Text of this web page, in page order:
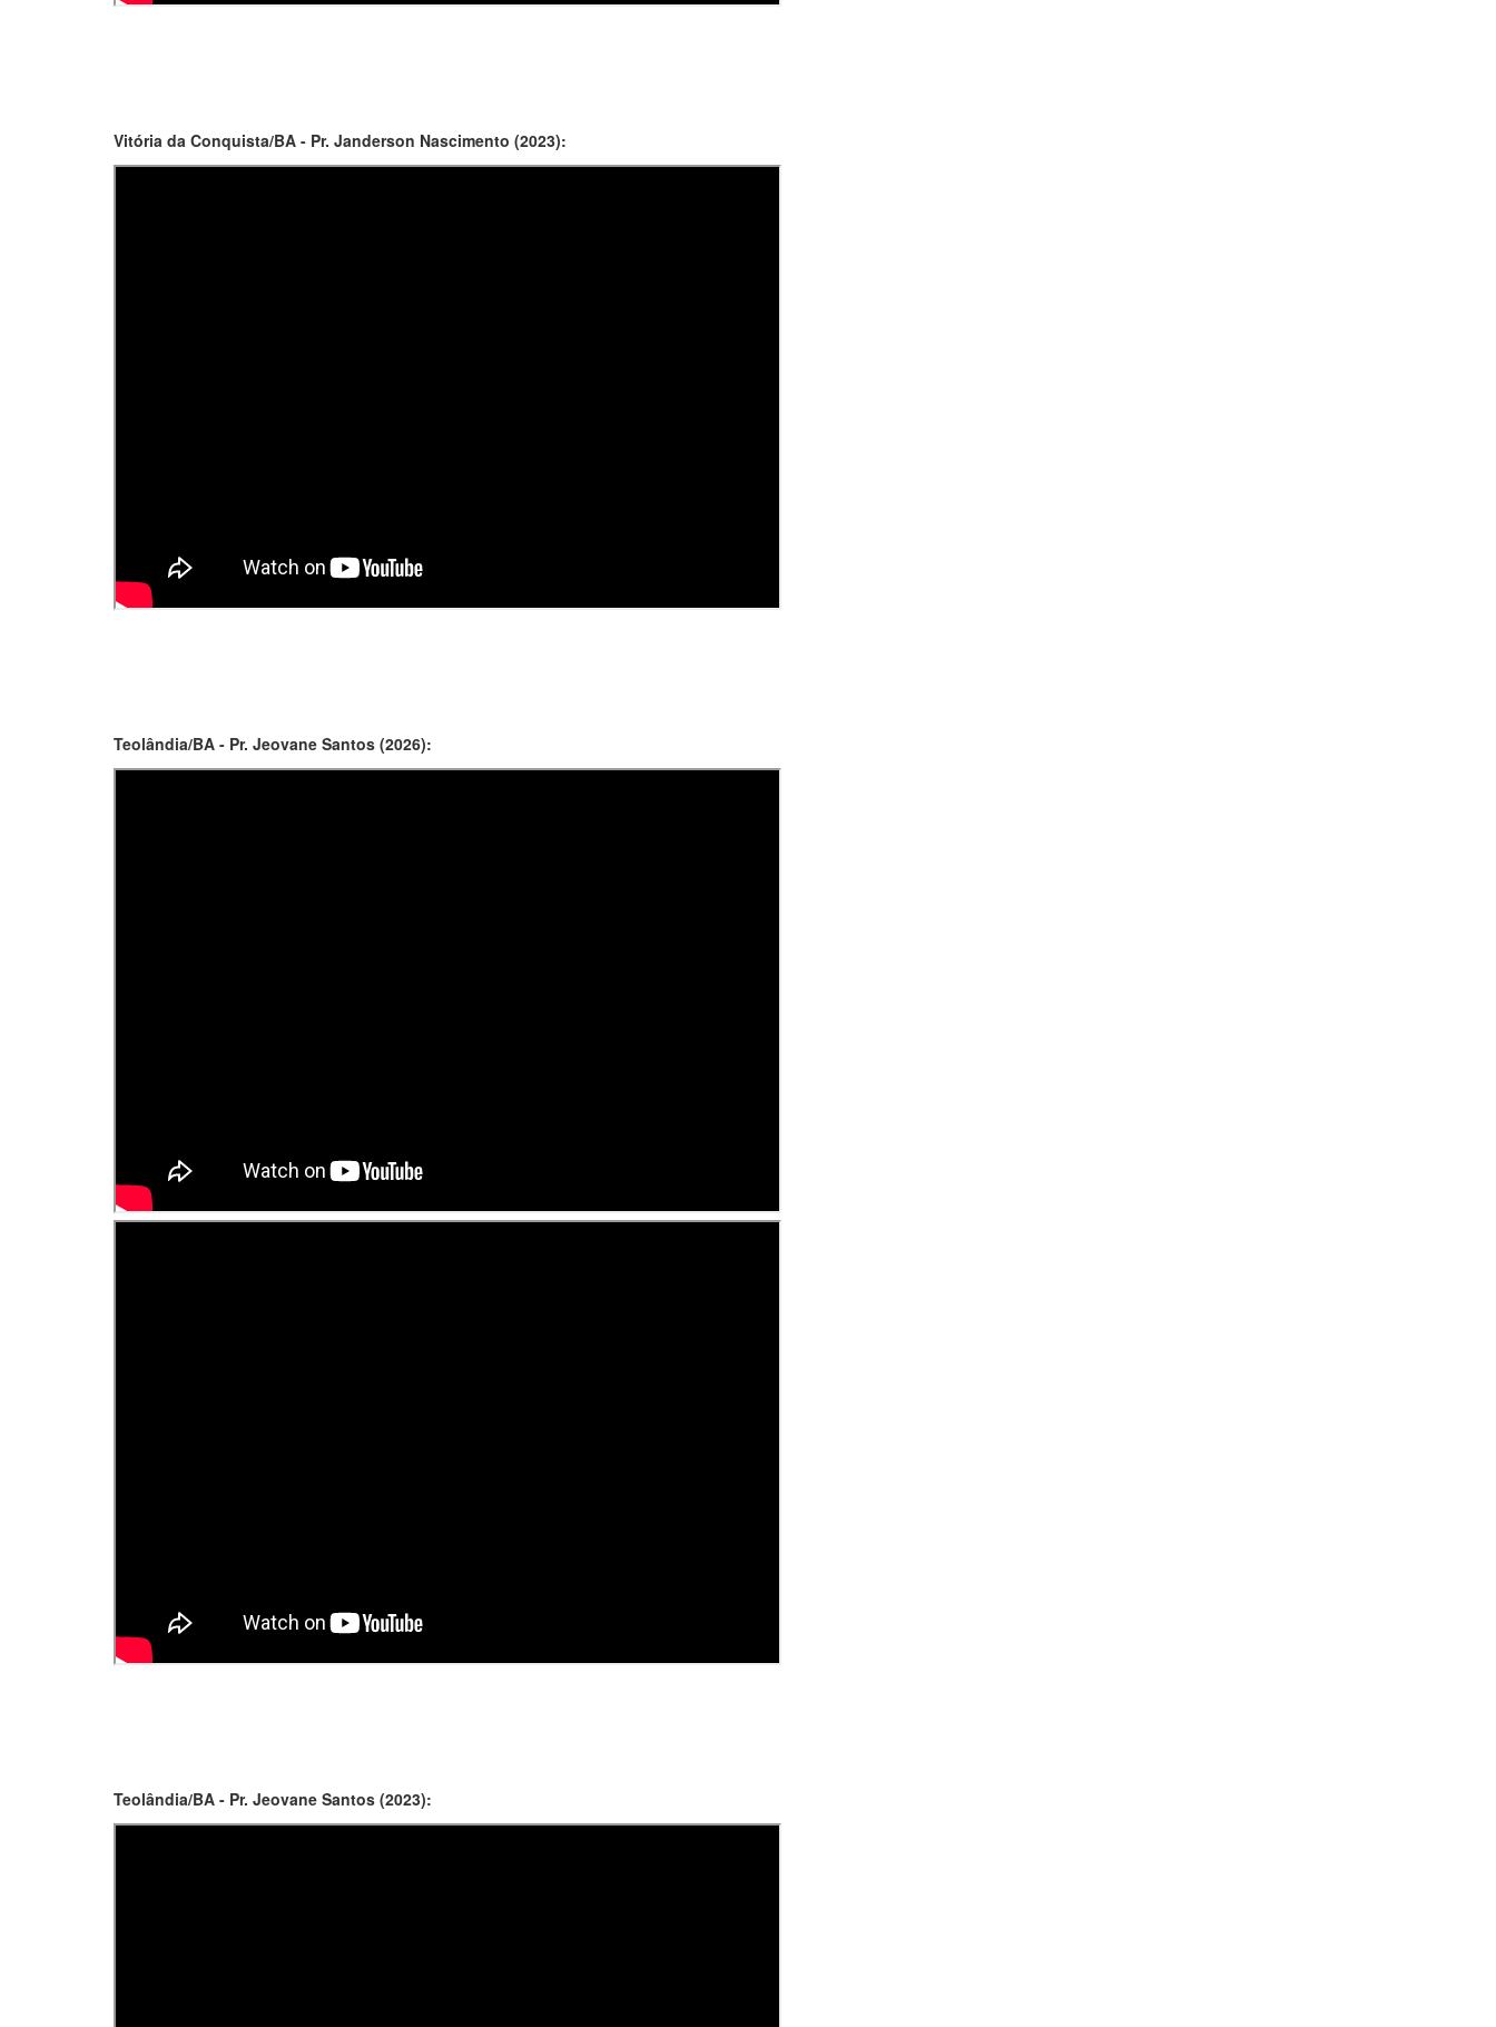
Vitória da Conquista/BA - Pr. Janderson Nascimento (2023):
Teolândia/BA - Pr. Jeovane Santos (2026):
Teolândia/BA - Pr. Jeovane Santos (2023):